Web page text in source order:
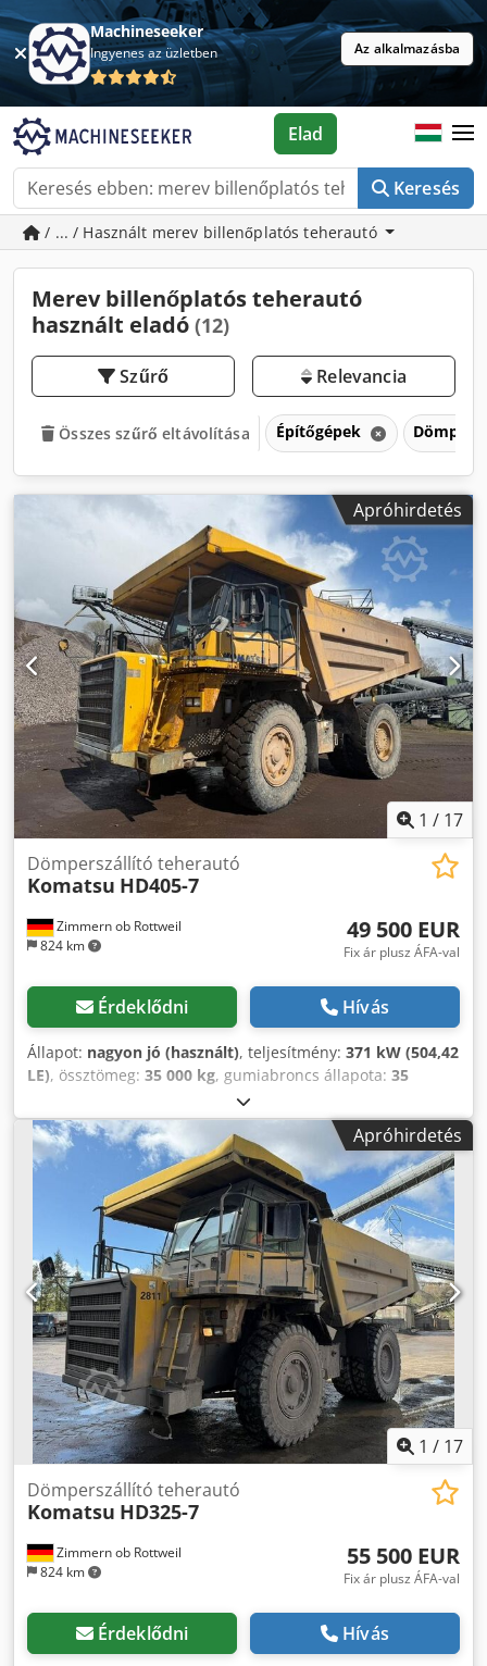
Machineseeker
Ingyenes az üzletben Az alkalmazásba
Keresés
Elad
/ ... / Használt merev billenőplatós teherautó
Merev billenőplatós teherautó
használt eladó (12)
Szűrő Relevancia
Összes szűrő eltávolítása Építőgépek Dömper
Apróhirdetés
1 / 17
Zimmern ob Rottweil
824 km
Dömperszállító teherautó
Komatsu HD405-7
49 500 EUR
Fix ár plusz ÁFA-val
Érdeklődni Hívás
Állapot: nagyon jó (használt), teljesítmény: 371 kW (504,42
LE), össztömeg: 35 000 kg, gumiabroncs állapota: 35
, üzemórák:
HD405-7 Gyártási év: 2006 Üzemóra: 27 056 óra Zárt fülke
Rádió Klímaberendezés Tolatókamera Billenőplató-fűtés
Billenőplató állapota: 30-40%-ban megmaradt Központi
zsírzórendszer Abroncs méret: 18.00R33, kb. 30-40%-os
állapotban Motor teljesítmény: 371 kW Chsdpfx Ahjyx Hg
Isyja CE / EPA Üzemi tömeg: 35 t.
Apróhirdetés
1 / 17
Zimmern ob Rottweil
824 km
Dömperszállító teherautó
Komatsu HD325-7
55 500 EUR
Fix ár plusz ÁFA-val
Érdeklődni Hívás